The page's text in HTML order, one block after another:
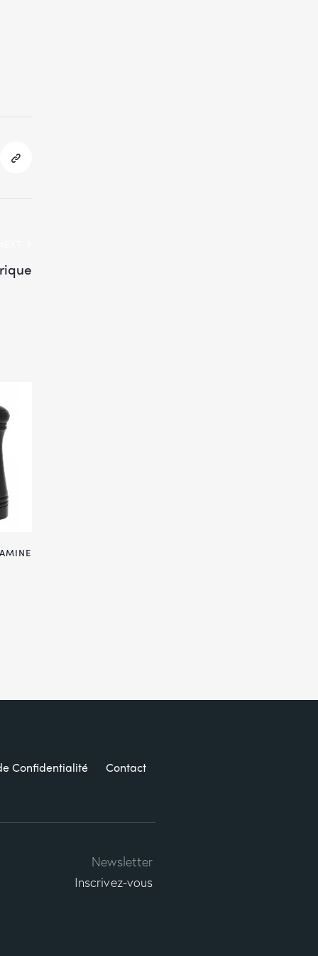
Confidentialité Contact
Newsletter
Inscrivez-vous